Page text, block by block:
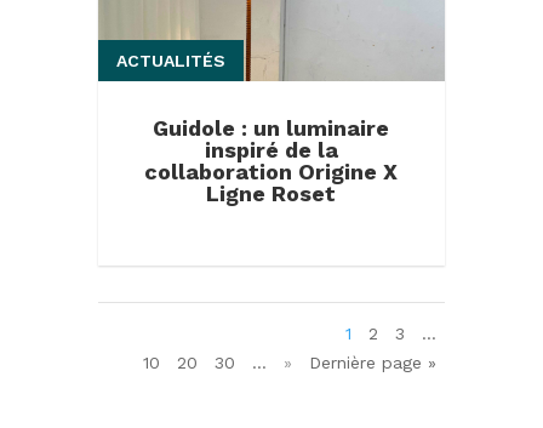
Guidole : un luminaire
inspiré de la
collaboration Origine X
Ligne Roset
ACTUALITÉS
1 2 3
…
10
20 30 … » Dernière page »